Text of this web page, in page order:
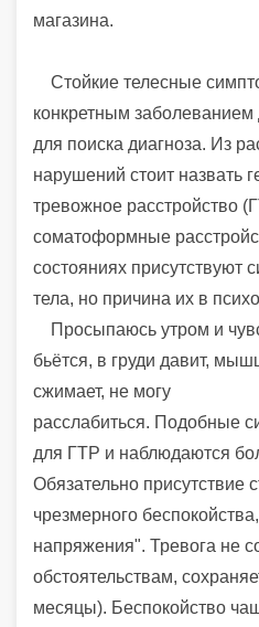
магазина.
Стойкие телесные
конкретным
для поиска диагноза. Из
нарушений стоит назвать
тревожное расстройство
соматоформные
состояниях присутствуют
тела, но причина их в
Просыпаюсь утром и
бьётся, в груди давит,
сжимает, не могу
расслабиться. Подобные
для ГТР и наблюдаются
Обязательно присутствие
чрезмерного
напряжения". Тревога не
обстоятельствам,
месяцы). Беспокойство